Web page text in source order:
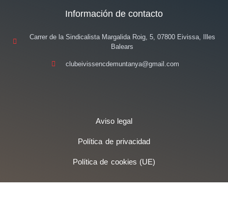
Información de contacto
Carrer de la Sindicalista Margalida Roig, 5, 07800 Eivissa, Illes
Balears
clubeivissencdemuntanya@gmail.com
Aviso legal
Política de privacidad
Política de cookies (UE)